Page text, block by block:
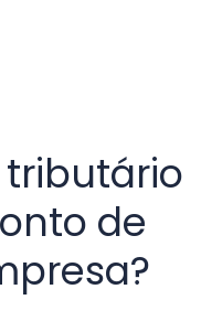
de